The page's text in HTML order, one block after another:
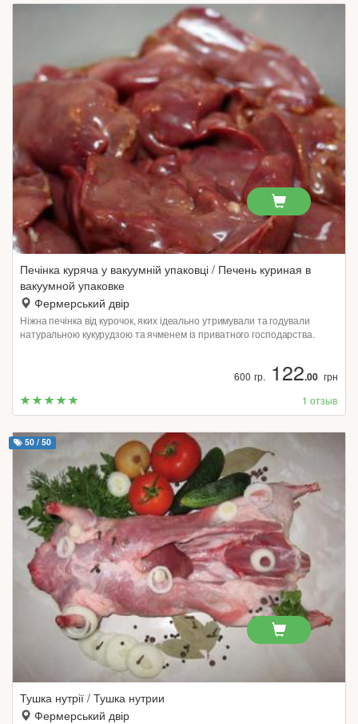
Печінка куряча у вакуумній упаковці / Печень куриная в
вакуумной упаковке
Фермерський двір
Ніжна печінка від курочок, яких ідеально утримували та годували
натуральною кукурудзою та ячменем із приватного господарства.
600 гр. 122.00 грн
1 отзыв
50 / 50
Тушка нутрії / Тушка нутрии
Фермерський двір